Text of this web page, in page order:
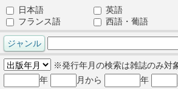
日本語
英語
フランス語
西語・葡語
※発行年月の検索は雑誌のみ対
年
月から 年